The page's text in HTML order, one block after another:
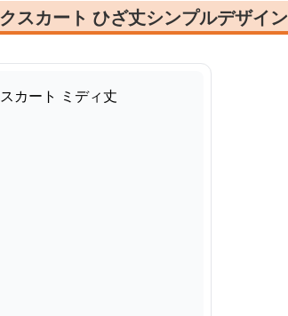
スカート ひざ丈シンプルデザイン